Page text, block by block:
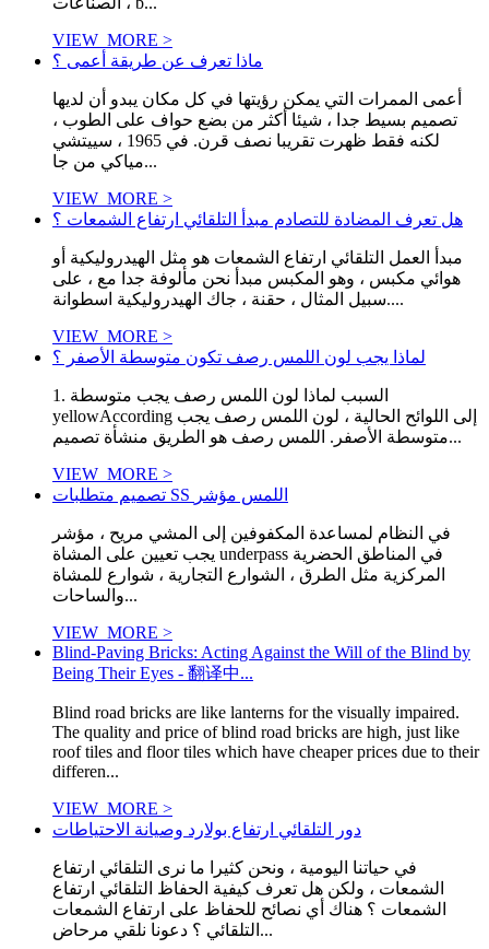
VIEW_MORE >
ماذا تعرف عن طريقة أعمى ؟
أعمى الممرات التي يمكن رؤيتها في كل مكان يبدو أن لديها
تصميم بسيط جدا ، شيئا أكثر من بضع حواف على الطوب ،
لكنه فقط ظهرت تقريبا نصف قرن. في 1965 ، سييتشي
مياكي من جا...
VIEW_MORE >
هل تعرف المضادة للتصادم مبدأ التلقائي ارتفاع الشمعات ؟
مبدأ العمل التلقائي ارتفاع الشمعات هو مثل الهيدروليكية أو
هوائي مكبس ، وهو المكبس مبدأ نحن مألوفة جدا مع ، على
سبيل المثال ، حقنة ، جاك الهيدروليكية اسطوانة....
VIEW_MORE >
لماذا يجب لون اللمس رصف تكون متوسطة الأصفر ؟
1. السبب لماذا لون اللمس رصف يجب متوسطة
yellowAccording إلى اللوائح الحالية ، لون اللمس رصف يجب
متوسطة الأصفر. اللمس رصف هو الطريق منشأة تصميم...
VIEW_MORE >
تصميم متطلبات SS اللمس مؤشر
في النظام لمساعدة المكفوفين إلى المشي مريح ، مؤشر
يجب تعيين على المشاة underpass في المناطق الحضرية
المركزية مثل الطرق ، الشوارع التجارية ، شوارع للمشاة
والساحات...
VIEW_MORE >
Blind-Paving Bricks: Acting Against the Will of the Blind by
Being Their Eyes - 翻译中...
Blind road bricks are like lanterns for the visually impaired.
The quality and price of blind road bricks are high, just like
roof tiles and floor tiles which have cheaper prices due to their
differen...
VIEW_MORE >
دور التلقائي ارتفاع بولارد وصيانة الاحتياطات
في حياتنا اليومية ، ونحن كثيرا ما نرى التلقائي ارتفاع
الشمعات ، ولكن هل تعرف كيفية الحفاظ التلقائي ارتفاع
الشمعات ؟ هناك أي نصائح للحفاظ على ارتفاع الشمعات
التلقائي ؟ دعونا نلقي مرحاض...